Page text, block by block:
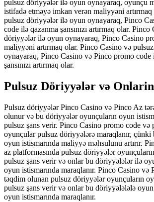
pulsuz döriyyələr ilə oyun oynayaraq, oyunçu
istifadə etməyə imkan verən maliyyəni
pulsuz döriyyələr ilə oyun oynayaraq, Pinco
code ilə qazanma şansınızı artırmaq olar.
döriyyələr ilə oyun oynayaraq, Pinco Casino
maliyyəni artırmaq olar. Pinco Casino və
oynayaraq, Pinco Casino və Pinco promo code
şansınızı artırmaq olar.
Pulsuz Döriyyələr və
Pulsuz döriyyələr Pinco Casino və Pinco Az
olunur və bu döriyyələr oyunçuların oyun
pulsuz şans verir. Pinco Casino promo code və
oyunçular pulsuz döriyyələrə maraqlanır, çünki
oyun istismarında maliyyə məhsulunu artırır.
az platformasında pulsuz döriyyələr
pulsuz şans verir və onlar bu döriyyələlər ilə
oyun istismarında maraqlanır. Pinco Casino və
təqdim olunan pulsuz döriyyələr oyunçuların
pulsuz şans verir və onlar bu döriyyələlələ
oyun istismarında maraqlanır.